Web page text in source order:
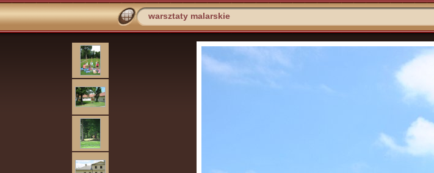
warsztaty malarskie